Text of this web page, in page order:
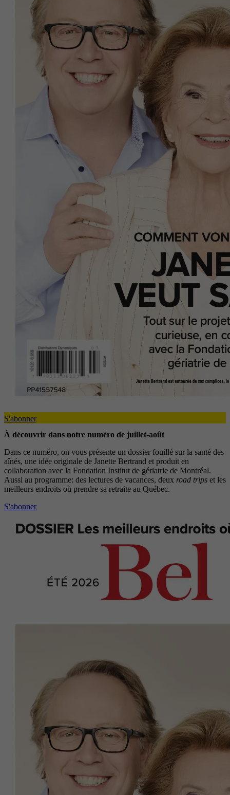
S'abonner
À découvrir dans notre numéro de juillet-août
Dans ce numéro, on vous présente un dossier fouillé sur la santé des
aînés, une idée originale de Janette Bertrand et produit en
collaboration avec la Fondation Institut de gériatrie de Montréal.
Aussi au programme: des lectures de vacances, deux road trips et les
meilleurs endroits où prendre sa retraite au Québec.
S'abonner